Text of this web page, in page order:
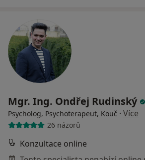
Mgr. Ing. Ondřej Rudinský
Psycholog, Psychoterapeut, Kouč · Více
26 názorů
Konzultace online